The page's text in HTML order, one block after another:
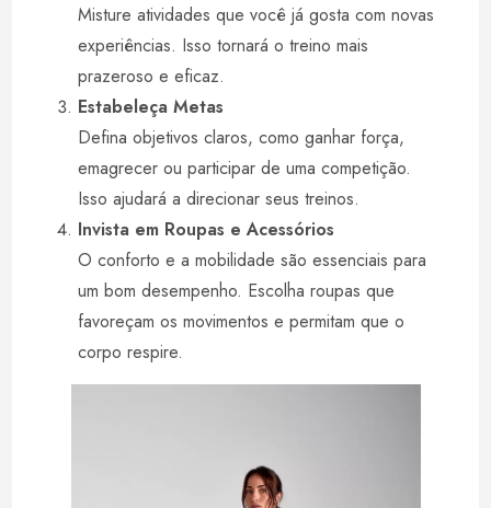
Misture atividades que você já gosta com novas
experiências. Isso tornará o treino mais
prazeroso e eficaz.
Estabeleça Metas
Defina objetivos claros, como ganhar força,
emagrecer ou participar de uma competição.
Isso ajudará a direcionar seus treinos.
Invista em Roupas e Acessórios
O conforto e a mobilidade são essenciais para
um bom desempenho. Escolha roupas que
favoreçam os movimentos e permitam que o
corpo respire.